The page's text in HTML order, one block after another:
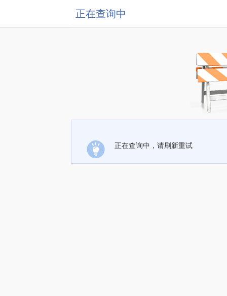
正在查询中
正在查询中，请刷新重试